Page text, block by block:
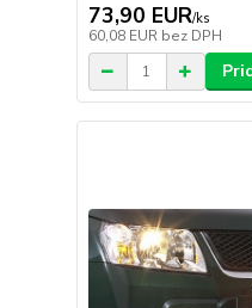
73,90 EUR/ks
60,08 EUR bez DPH